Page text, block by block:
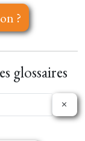
?
glossaires